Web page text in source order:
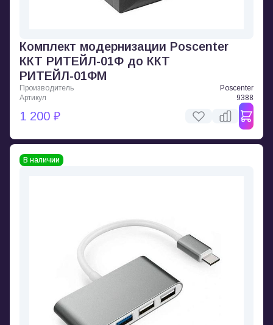
Комплект модернизации Poscenter
ККТ РИТЕЙЛ-01Ф до ККТ
РИТЕЙЛ-01ФМ
Производитель
Poscenter
Артикул
9388
1 200 ₽
В наличии